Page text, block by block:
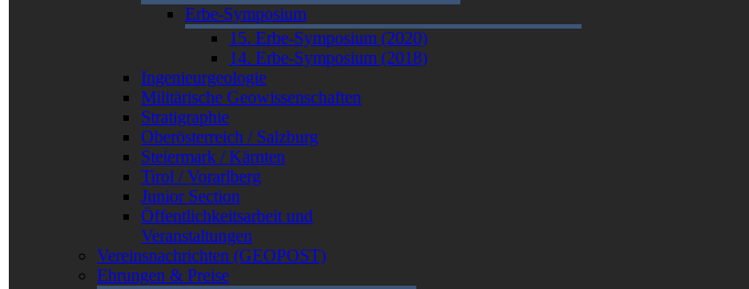
Erbe-Symposium
15. Erbe-Symposium (2020)
14. Erbe-Symposium (2018)
Ingenieurgeologie
Militärische Geowissenschaften
Stratigraphie
Oberösterreich / Salzburg
Steiermark / Kärnten
Tirol / Vorarlberg
Junior Section
Öffentlichkeitsarbeit und
Veranstaltungen
Vereinsnachrichten (GEOPOST)
Ehrungen & Preise